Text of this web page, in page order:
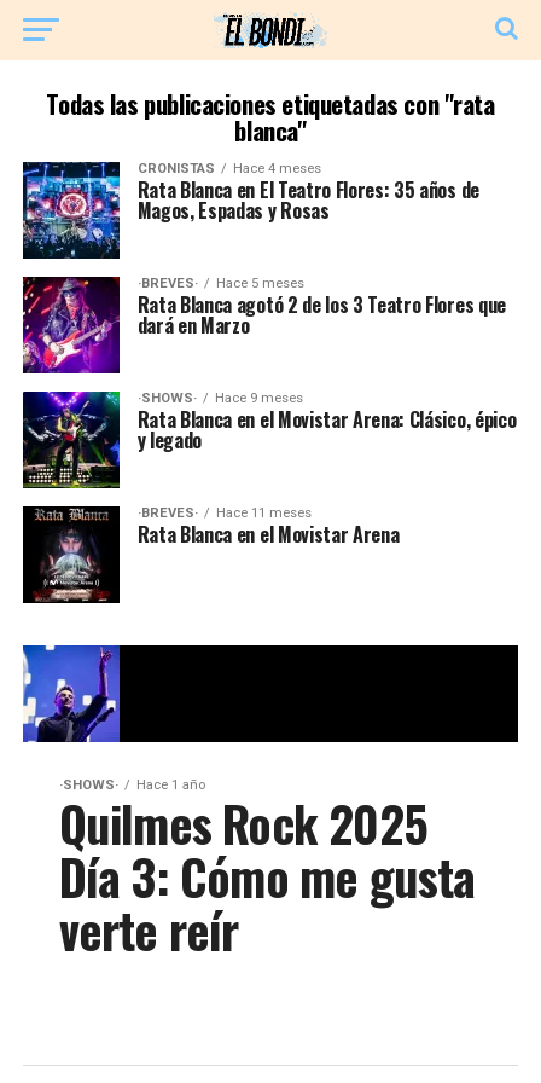
Todas las publicaciones etiquetadas con "rata
blanca"
CRONISTAS Hace 4 meses
Rata Blanca en El Teatro Flores: 35 años de
Magos, Espadas y Rosas
·BREVES· Hace 5 meses
Rata Blanca agotó 2 de los 3 Teatro Flores que
dará en Marzo
·SHOWS· Hace 9 meses
Rata Blanca en el Movistar Arena: Clásico, épico
y legado
·BREVES· Hace 11 meses
Rata Blanca en el Movistar Arena
·SHOWS· Hace 1 año
Quilmes Rock 2025
Día 3: Cómo me gusta
verte reír